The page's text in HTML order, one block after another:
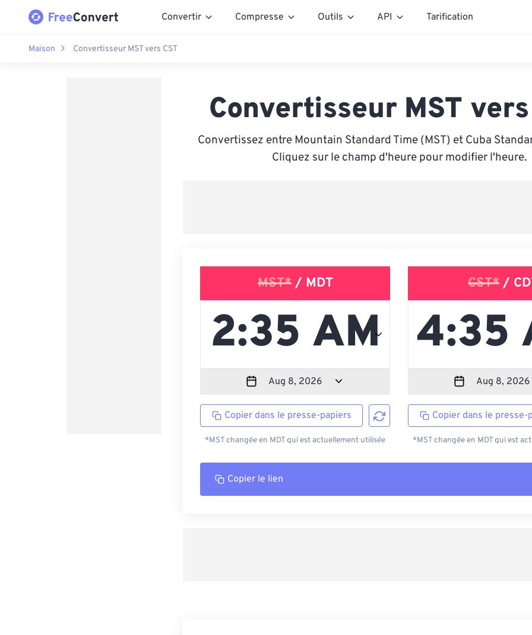
Convertir Compresse Outils API Tarification
Maison Convertisseur MST vers CST
Convertisseur MST vers
Convertissez entre Mountain Standard Time (MST) et Cuba
Cliquez sur le champ d'heure pour modifier l'heure.
MST*/ MDT
Copier dans le presse-papiers
*MST changée en MDT qui est actuellement utilisée
CST*/
Copier dans le presse-
*MST changée en MDT qui est
Copier le lien